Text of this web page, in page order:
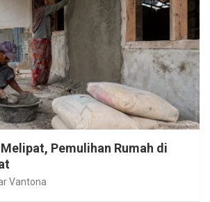
Pemulihan Rumah di
Vantona